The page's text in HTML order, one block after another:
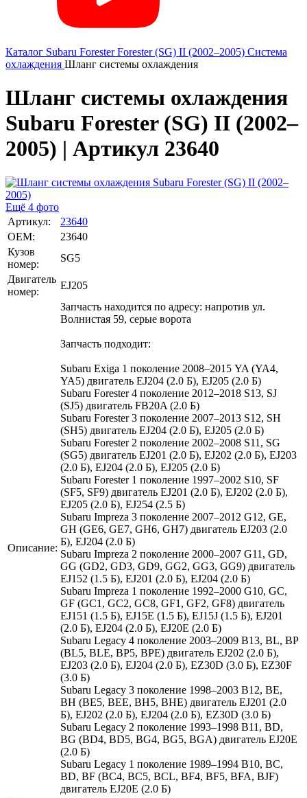
Каталог Subaru Forester Forester (SG) II (2002–2005) Система
охлаждения Шланг системы охлаждения
Шланг системы охлаждения
Subaru Forester (SG) II (2002–
2005) | Артикул 23640
Ещё 4 фото
Артикул:
23640
OEM:
23640
Кузов
номер:
SG5
Двигатель
номер:
EJ205
Описание:
Запчасть находится по адресу: напротив ул.
Волнистая 59, серые ворота
Запчасть подходит:
Subaru Exiga 1 поколение 2008–2015 YA (YA4,
YA5) двигатель EJ204 (2.0 Б), EJ205 (2.0 Б)
Subaru Forester 4 поколение 2012–2018 S13, SJ
(SJ5) двигатель FB20A (2.0 Б)
Subaru Forester 3 поколение 2007–2013 S12, SH
(SH5) двигатель EJ204 (2.0 Б), EJ205 (2.0 Б)
Subaru Forester 2 поколение 2002–2008 S11, SG
(SG5) двигатель EJ201 (2.0 Б), EJ202 (2.0 Б), EJ203
(2.0 Б), EJ204 (2.0 Б), EJ205 (2.0 Б)
Subaru Forester 1 поколение 1997–2002 S10, SF
(SF5, SF9) двигатель EJ201 (2.0 Б), EJ202 (2.0 Б),
EJ205 (2.0 Б), EJ254 (2.5 Б)
Subaru Impreza 3 поколение 2007–2012 G12, GE,
GH (GE6, GE7, GH6, GH7) двигатель EJ203 (2.0
Б), EJ204 (2.0 Б)
Subaru Impreza 2 поколение 2000–2007 G11, GD,
GG (GD2, GD3, GD9, GG2, GG3, GG9) двигатель
EJ152 (1.5 Б), EJ201 (2.0 Б), EJ204 (2.0 Б)
Subaru Impreza 1 поколение 1992–2000 G10, GC,
GF (GC1, GC2, GC8, GF1, GF2, GF8) двигатель
EJ151 (1.5 Б), EJ15E (1.5 Б), EJ15J (1.5 Б), EJ201
(2.0 Б), EJ204 (2.0 Б), EJ20E (2.0 Б)
Subaru Legacy 4 поколение 2003–2009 B13, BL, BP
(BL5, BLE, BP5, BPE) двигатель EJ202 (2.0 Б),
EJ203 (2.0 Б), EJ204 (2.0 Б), EZ30D (3.0 Б), EZ30F
(3.0 Б)
Subaru Legacy 3 поколение 1998–2003 B12, BE,
BH (BE5, BEE, BH5, BHE) двигатель EJ201 (2.0
Б), EJ202 (2.0 Б), EJ204 (2.0 Б), EZ30D (3.0 Б)
Subaru Legacy 2 поколение 1993–1998 B11, BD,
BG (BD4, BD5, BG4, BG5, BGA) двигатель EJ20E
(2.0 Б)
Subaru Legacy 1 поколение 1989–1994 B10, BC,
BD, BF (BC4, BC5, BCL, BF4, BF5, BFA, BJF)
двигатель EJ20E (2.0 Б)